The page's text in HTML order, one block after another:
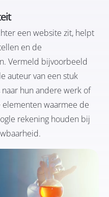
een website zit, helpt
en de
Vermeld bijvoorbeeld
auteur van een stuk
hun andere werk of
waarmee de
rekening houden bij